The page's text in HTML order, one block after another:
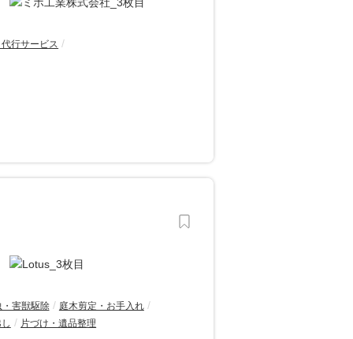
行サービス
・害獣駆除
庭木剪定・お手入れ
片づけ・遺品整理